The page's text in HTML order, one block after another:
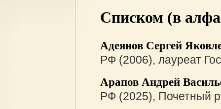
Списком (в
Адеянов Сергей
РФ (2006), лауреат
Арапов Андрей
РФ (2025), Почетный